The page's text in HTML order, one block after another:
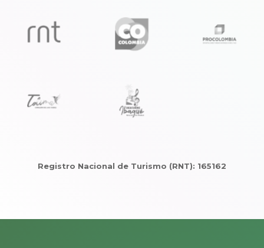
Registro Nacional de Turismo (RNT): 165162